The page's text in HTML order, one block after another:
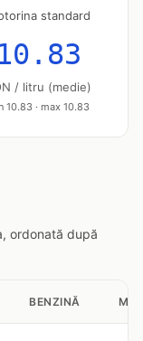
standard
/ litru (medie)
10.83 · max 10.83
ordonată după
BENZINĂ